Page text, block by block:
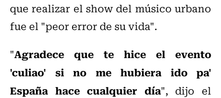
que realizar el show del músico urbano
fue el "peor error de su vida".
"Agradece que te hice el evento
'culiao' si no me hubiera ido pa'
España hace cualquier día", dijo el